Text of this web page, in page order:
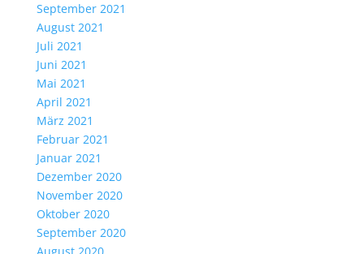
September 2021
August 2021
Juli 2021
Juni 2021
Mai 2021
April 2021
März 2021
Februar 2021
Januar 2021
Dezember 2020
November 2020
Oktober 2020
September 2020